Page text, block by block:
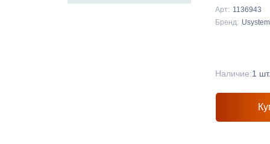
Арт: 1136943
Бренд:
Наличие:1 шт.